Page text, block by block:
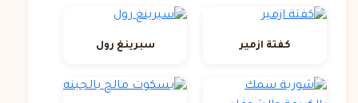
كفتة ازمير سبرينغ رول